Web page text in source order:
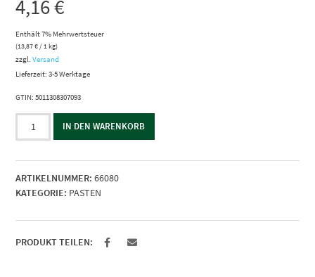
4,16€
Enthält 7% Mehrwertsteuer
(13,87€/ 1 kg)
zzgl.Versand
Lieferzeit: 3-5 Werktage
GTIN: 5011308307093
Tikka
Marinade
–
Patak-
300g
IN DEN WARENKORB
ARTIKELNUMMER: 66080
KATEGORIE: PASTEN
PRODUKT TEILEN: